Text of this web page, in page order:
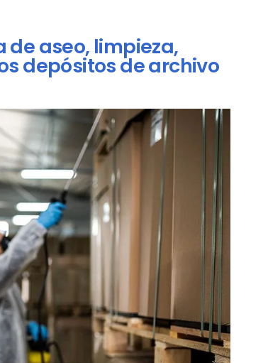
de aseo, limpieza,
depósitos de archivo